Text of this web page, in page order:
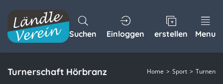
Suchen Einloggen erstellen Menu
Turnerschaft Hörbranz Home Sport Turnen